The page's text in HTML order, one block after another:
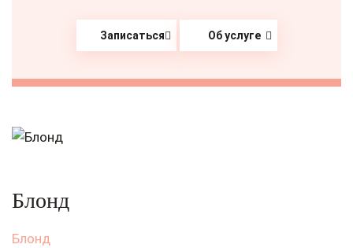
Записаться Об услуге
Блонд
Блонд